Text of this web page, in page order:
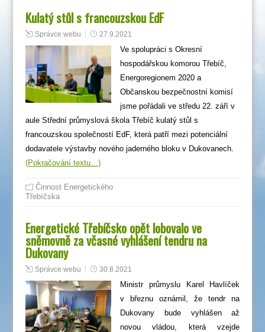
Kulatý stůl s francouzskou EdF
Správce webu 27.9.2021
Ve spolupráci s Okresní
hospodářskou komorou Třebíč,
Energoregionem 2020 a
Občanskou bezpečnostní komisí
jsme pořádali ve středu 22. září v
aule Střední průmyslová škola Třebíč kulatý stůl s
francouzskou společností EdF, která patří mezi potenciální
dodavatele výstavby nového jaderného bloku v Dukovanech.
(Pokračování textu…)
Činnost Energetického
Třebíčska
Energetické Třebíčsko opět lobovalo ve
sněmovně za včasné vyhlášení tendru na
Dukovany
Správce webu 30.8.2021
Ministr průmyslu Karel Havlíček
v březnu oznámil, že tendr na
Dukovany bude vyhlášen až
novou vládou, která vzejde